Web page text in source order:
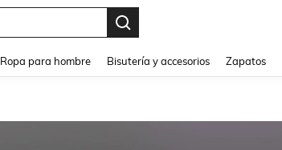
Ropa para hombre Bisutería y accesorios Zapatos